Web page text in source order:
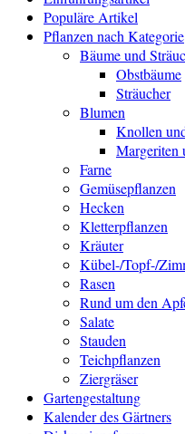
Populäre Artikel
Pflanzen nach Kategorie
Bäume und
Obstbäume
Sträucher
Blumen
Knollen
Margeriten
Farne
Gemüsepflanzen
Hecken
Kletterpflanzen
Kräuter
Kübel-/Topf-/
Rasen
Rund um den
Salate
Stauden
Teichpflanzen
Ziergräser
Gartengestaltung
Kalender des Gärtners